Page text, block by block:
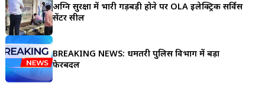
अग्नि सुरक्षा में भारी गड़बड़ी होने पर OLA इलेक्ट्रिक सर्विस
सेंटर सील
BREAKING NEWS: धमतरी पुलिस विभाग में बड़ा
फेरबदल